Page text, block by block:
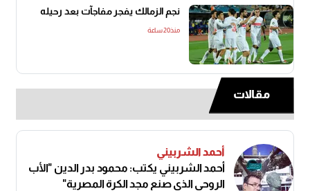
نجم الزمالك يفجر مفاجآت بعد رحيله
منذ20 ساعة
مقالات
أحمد الشربيني
أحمد الشربيني يكتب: محمود بدر الدين "الأب
الروحي الذي صنع مجد الكرة المصرية"